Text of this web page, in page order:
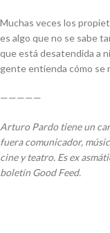
Muchas veces los
es algo que no se sabe
que está desatendida a
gente entienda cómo se
—————
Arturo Pardo tiene un
fuera comunicador,
cine y teatro. Es ex
boletín Good Feed.